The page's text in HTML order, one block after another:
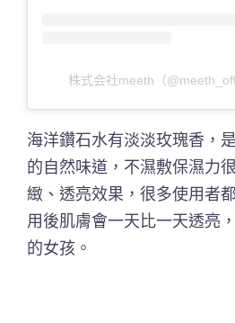
株式会社meeth（
海洋鑽石水有淡淡玫瑰香，
的自然味道，不濕敷保濕力
緻、透亮效果，很多使用者
用後肌膚會一天比一天透亮
的女孩。